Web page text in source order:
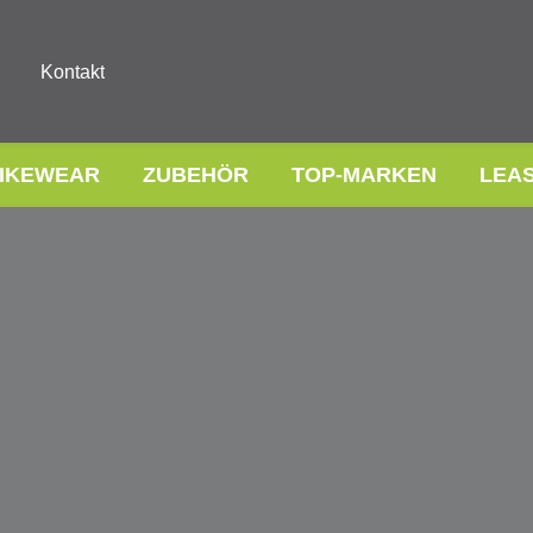
Kontakt
ZUBEHÖR TOP-MARKEN